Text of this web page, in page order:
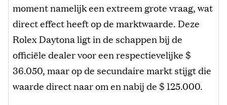
moment namelijk een extreem grote vraag, wat
direct effect heeft op de marktwaarde. Deze
Rolex Daytona ligt in de schappen bij de
officiële dealer voor een respectievelijke $
36.050, maar op de secundaire markt stijgt die
waarde direct naar om en nabij de $ 125.000.